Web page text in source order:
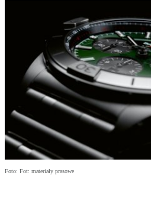
Foto: Fot: materiały prasowe